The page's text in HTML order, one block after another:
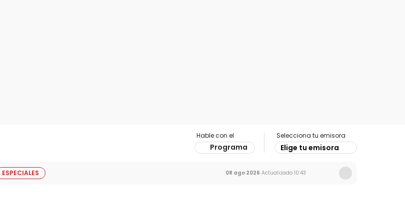
Hable con el
Programa
Selecciona tu emisora
Elige tu emisora
ESPECIALES 08 ago 2026 Actualizado 10:43